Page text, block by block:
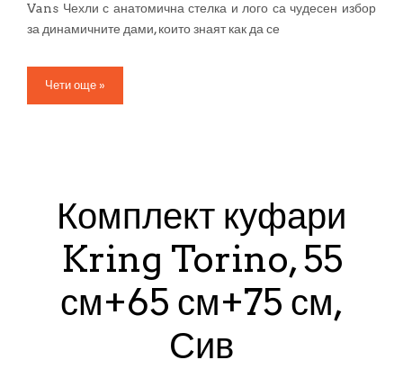
Vans Чехли с анатомична стелка и лого са чудесен избор
за динамичните дами, които знаят как да се
Чети още »
Комплект куфари
Kring Torino, 55
см+65 см+75 см,
Сив